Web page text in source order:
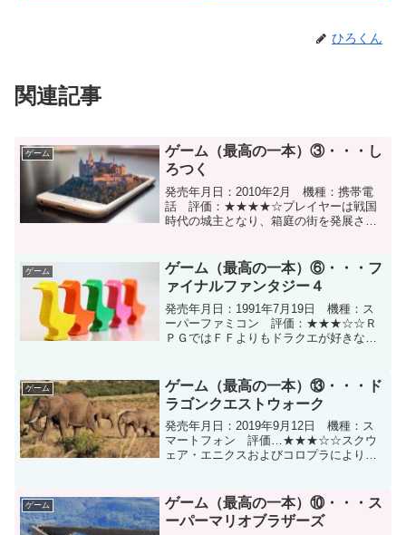
ひろくん
関連記事
ゲーム
ゲーム（最高の一本）③・・・し
ろつく
発売年月日：2010年2月 機種：携帯電
話 評価：★★★★☆プレイヤーは戦国
時代の城主となり、箱庭の街を発展させ
手形・特産品を獲得するゲームである。
「位置ゲー」と「戦国...
ゲーム
ゲーム（最高の一本）⑥・・・フ
ァイナルファンタジー４
発売年月日：1991年7月19日 機種：ス
ーパーファミコン 評価：★★★☆☆Ｒ
ＰＧではＦＦよりもドラクエが好きな私
る。主人公のセシルが暗黒剣士からパラ
ディンにランクアッ...
ゲーム
ゲーム（最高の一本）⑬・・・ド
ラゴンクエストウォーク
発売年月日：2019年9月12日 機種：ス
マートフォン 評価…★★★☆☆スクウ
ェア・エニクスおよびコロプラにより共
スターを倒しながらストーリーを進めて
いく。始めはスマホ...
ゲーム
ゲーム（最高の一本）⑩・・・ス
ーパーマリオブラザーズ